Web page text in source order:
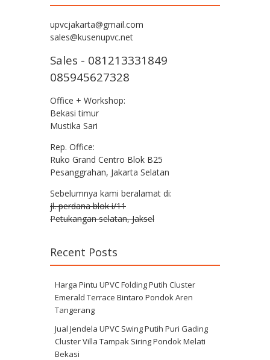
upvcjakarta@gmail.com
sales@kusenupvc.net
Sales - 081213331849
085945627328
Office + Workshop:
Bekasi timur
Mustika Sari
Rep. Office:
Ruko Grand Centro Blok B25
Pesanggrahan, Jakarta Selatan
Sebelumnya kami beralamat di:
jl. perdana blok i/11
Petukangan selatan, Jaksel
Recent Posts
Harga Pintu UPVC Folding Putih Cluster
Emerald Terrace Bintaro Pondok Aren
Tangerang
Jual Jendela UPVC Swing Putih Puri Gading
Cluster Villa Tampak Siring Pondok Melati
Bekasi